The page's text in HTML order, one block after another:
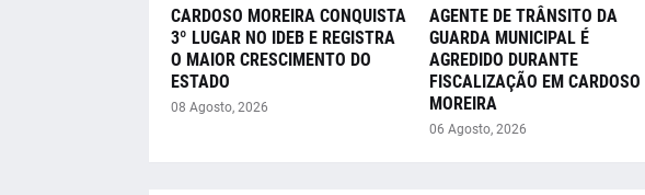
CARDOSO MOREIRA CONQUISTA
3º LUGAR NO IDEB E REGISTRA
O MAIOR CRESCIMENTO DO
ESTADO
08 Agosto, 2026
AGENTE DE TRÂNSITO DA
GUARDA MUNICIPAL É
AGREDIDO DURANTE
FISCALIZAÇÃO EM CARDOSO
MOREIRA
06 Agosto, 2026